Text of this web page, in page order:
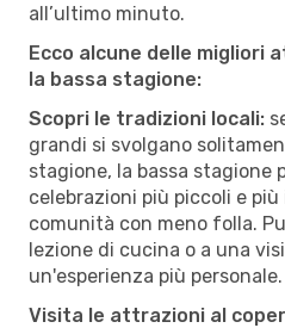
all’ultimo minuto.
Ecco alcune delle migliori
la bassa stagione:
Scopri le tradizioni locali:
grandi si svolgano
stagione, la bassa stagione
celebrazioni più piccoli e
comunità con meno folla.
lezione di cucina o a una
un'esperienza più personale.
Visita le attrazioni al